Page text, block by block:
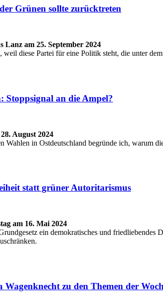
Grünen sollte zurücktreten
Lanz am 25. September 2024
diese Partei für eine Politik steht, die unter
Stoppsignal an die Ampel?
August 2024
Wahlen in Ostdeutschland begründe ich, warum
statt grüner Autoritarismus
am 16. Mai 2024
ein demokratisches und
Wagenknecht zu den Themen der